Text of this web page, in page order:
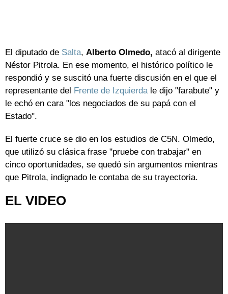
El diputado de Salta, Alberto Olmedo, atacó al dirigente
Néstor Pitrola. En ese momento, el histórico político le
respondió y se suscitó una fuerte discusión en el que el
representante del Frente de Izquierdale dijo "farabute" y
le echó en cara "los negociados de su papá con el
Estado".
El fuerte cruce se dio en los estudios de C5N. Olmedo,
que utilizó su clásica frase "pruebe con trabajar" en
cinco oportunidades, se quedó sin argumentos mientras
que Pitrola, indignado le contaba de su trayectoria.
EL VIDEO